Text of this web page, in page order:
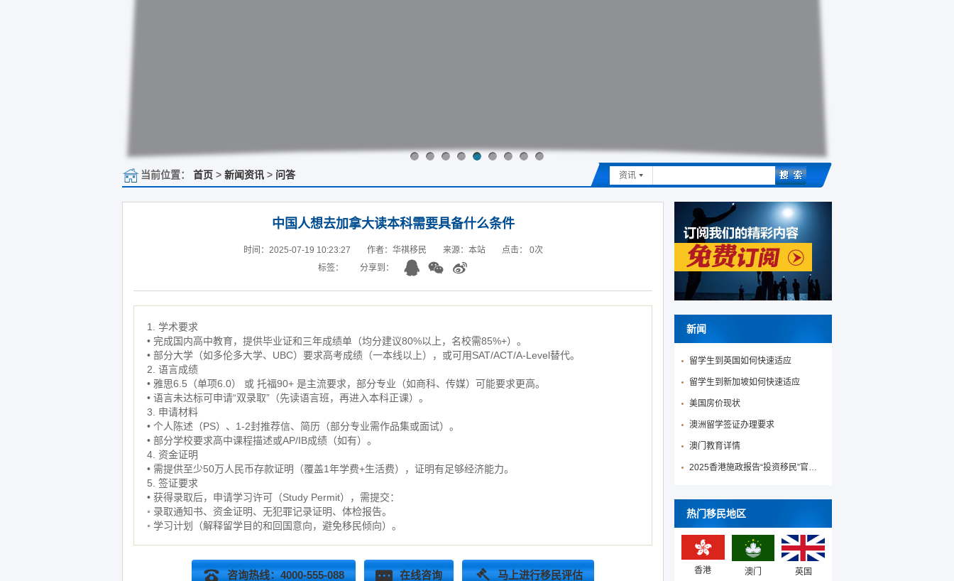
当前位置： 首页 > 新闻资讯 > 问答 资讯
中国人想去加拿大读本科需要具备什么条件
时间：2025-07-19 10:23:27 作者：华祺移民 来源：本站 点击： 0次
标签：
分享到：
1. 学术要求
• 完成国内高中教育，提供毕业证和三年成绩单（均分建议80%以上，名校需85%+）。
• 部分大学（如多伦多大学、UBC）要求高考成绩（一本线以上），或可用SAT/ACT/A-Level替代。
2. 语言成绩
• 雅思6.5（单项6.0） 或 托福90+ 是主流要求，部分专业（如商科、传媒）可能要求更高。
• 语言未达标可申请“双录取”（先读语言班，再进入本科正课）。
3. 申请材料
• 个人陈述（PS）、1-2封推荐信、简历（部分专业需作品集或面试）。
• 部分学校要求高中课程描述或AP/IB成绩（如有）。
4. 资金证明
• 需提供至少50万人民币存款证明（覆盖1年学费+生活费），证明有足够经济能力。
5. 签证要求
• 获得录取后，申请学习许可（Study Permit），需提交：
◦ 录取通知书、资金证明、无犯罪记录证明、体检报告。
◦ 学习计划（解释留学目的和回国意向，避免移民倾向）。
咨询热线：4000-555-088 在线咨询 马上进行移民评估
新闻
留学生到英国如何快速适应
留学生到新加坡如何快速适应
美国房价现状
澳洲留学签证办理要求
澳门教育详情
2025香港施政报告“投资移民”官宣降低投资移民门槛！
热门移民地区
香港 澳门 英国